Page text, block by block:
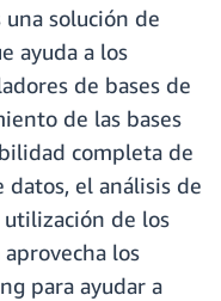
solución de
ayuda a los
de bases de
de las bases
completa de
datos, el análisis de
de los
aprovecha los
para ayudar a